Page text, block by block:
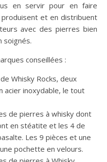
en servir pour en faire
produisent et en distribuent
avec des pierres bien
soignés.
conseillées :
Whisky Rocks, deux
acier inoxydable, le tout
de pierres à whisky dont
en stéatite et les 4 de
Les 9 pièces et une
pochette en velours.